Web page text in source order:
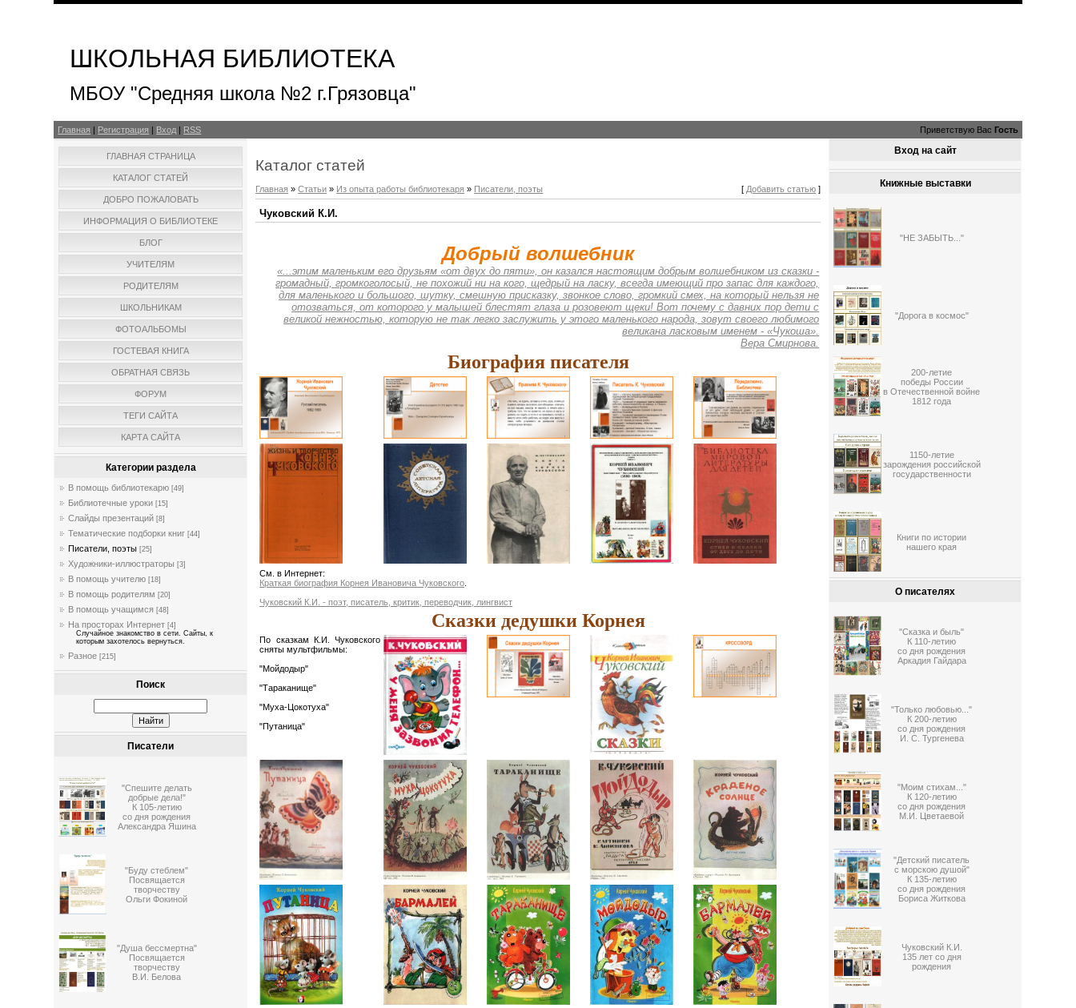
ШКОЛЬНАЯ БИБЛИОТЕКА
МБОУ "Средняя школа №2 г.Грязовца"
Главная Регистрация Вход RSS Приветствую Вас Гость
ГЛАВНАЯ СТРАНИЦА
КАТАЛОГ СТАТЕЙ
ДОБРО ПОЖАЛОВАТЬ
ИНФОРМАЦИЯ О БИБЛИОТЕКЕ
БЛОГ
УЧИТЕЛЯМ
РОДИТЕЛЯМ
ШКОЛЬНИКАМ
ФОТОАЛЬБОМЫ
ГОСТЕВАЯ КНИГА
ОБРАТНАЯ СВЯЗЬ
ФОРУМ
ТЕГИ САЙТА
КАРТА САЙТА
Категории раздела
В помощь библиотекарю [49]
Библиотечные уроки [15]
Слайды презентаций [8]
Тематические подборки книг [44]
Писатели, поэты [25]
Художники-иллюстраторы [3]
В помощь учителю [18]
В помощь родителям [20]
В помощь учащимся [48]
На просторах Интернет [4]
Случайное знакомство в сети. Сайты, к
которым захотелось вернуться.
Разное [215]
Поиск
Писатели
"Спешите делать
добрые дела!"
К 105-летию
со дня рождения
Александра Яшина
"Буду стеблем"
Посвящается
творчеству
Ольги Фокиной
"Душа бессмертна"
Посвящается
творчеству
В.И. Белова
Каталог статей
Главная »Статьи » Из опыта работы библиотекаря » Писатели, поэты [ Добавить статью ]
Чуковский К.И.
Добрыйволшебник
«...этим маленьким его друзьям «от двух до пяти», он казался настоящим добрым волшебником из сказки -
громадный, громкоголосый, не похожий ни на кого, щедрый на ласку, всегда имеющий про запас для каждого,
для маленького и большого, шутку, смешную присказку, звонкое слово, громкий смех, на который нельзя не
отозваться, от которого у малышей блестят глаза и розовеют щеки! Вот почему с давних пор дети с
великой нежностью, которую не так легко заслужить у этого маленького народа, зовут своего любимого
великана ласковым именем - «Чукоша».
Вера Смирнова.
Биография писателя
См. в Интернет:
Краткая биография Корнея Ивановича Чуковского
Чуковский К.И. - поэт, писатель, критик, переводчик, лингвист
Сказки дедушки Корнея
По сказкам К.И. Чуковского
сняты мультфильмы:
"Мойдодыр"
"Тараканище"
"Муха-Цокотуха"
"Путаница"
Вход на сайт
Книжные выставки
"НЕ ЗАБЫТЬ..."
"Дорога в космос"
200-летие
победы России
в Отечественной войне
1812 года
1150-летие
зарождения российской
государственности
Книги по истории
нашего края
О писателях
"Сказка и быль"
К 110-летию
со дня рождения
Аркадия Гайдара
"Только любовью..."
К 200-летию
со дня рождения
И. С. Тургенева
"Моим стихам..."
К 120-летию
со дня рождения
М.И. Цветаевой
"Детский писатель
с морскою душой"
К 135-летию
со дня рождения
Бориса Житкова
Чуковский К.И.
135 лет со дня
рождения